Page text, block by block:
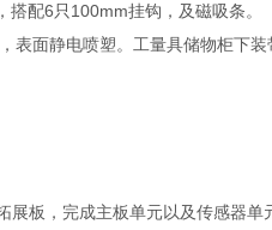
配6只100mm挂钩，及磁吸条。
面静电喷塑。工量具储物柜下
展板，完成主板单元以及传感器